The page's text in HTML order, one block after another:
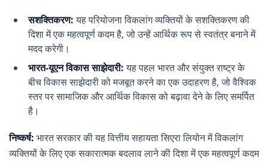
सशक्तिकरण:यह परियोजना विकलांग व्यक्तियों के सशक्तिकरण की
दिशा में एक महत्वपूर्ण कदम है, जो उन्हें आर्थिक रूप से स्वतंत्र बनाने में
मदद करेगी।
भारत-यूएन विकास साझेदारी:यह पहल भारत और संयुक्त राष्ट्र के
बीच विकास साझेदारी को मजबूत करने का एक उदाहरण है, जो वैश्विक
स्तर पर सामाजिक और आर्थिक विकास को बढ़ावा देने के लिए समर्पित
है।
निष्कर्ष: भारत सरकार की यह वित्तीय सहायता सिएरा लियोन में विकलांग
व्यक्तियों के लिए एक सकारात्मक बदलाव लाने की दिशा में एक महत्वपूर्ण कदम